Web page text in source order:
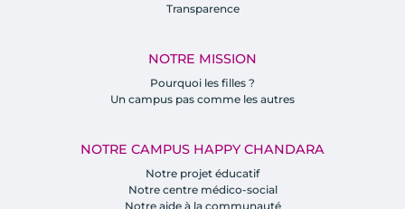
Transparence
NOTRE MISSION
Pourquoi les filles ?
Un campus pas comme les autres
NOTRE CAMPUS HAPPY CHANDARA
Notre projet éducatif
Notre centre médico-social
Notre aide à la communauté